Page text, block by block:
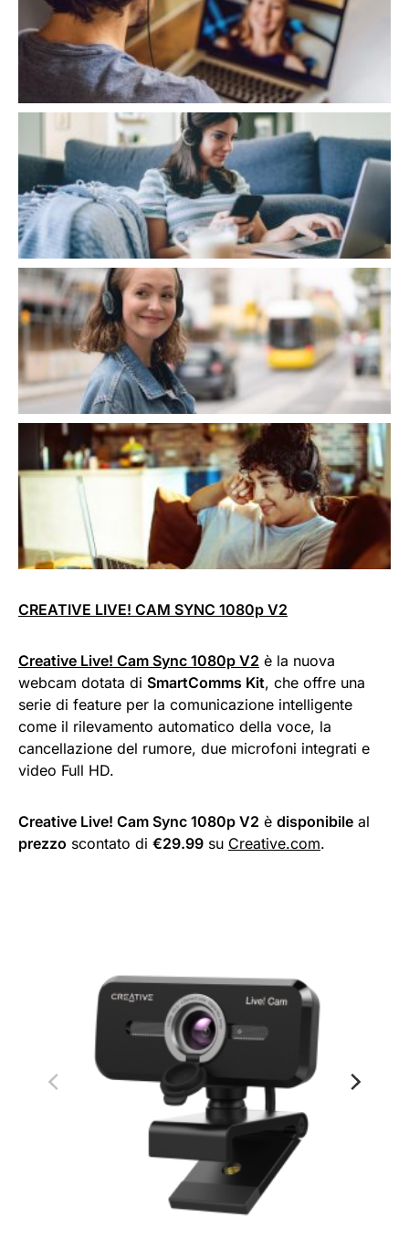
CREATIVE LIVE! CAM SYNC 1080p V2
Creative Live! Cam Sync 1080p V2 è la nuova
webcam dotata di SmartComms Kit, che offre una
serie di feature per la comunicazione intelligente
come il rilevamento automatico della voce, la
cancellazione del rumore, due microfoni integrati e
video Full HD.
Creative Live! Cam Sync 1080p V2 è disponibile al
prezzo scontato di €29.99 su Creative.com.